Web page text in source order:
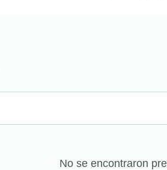
No se encontraron